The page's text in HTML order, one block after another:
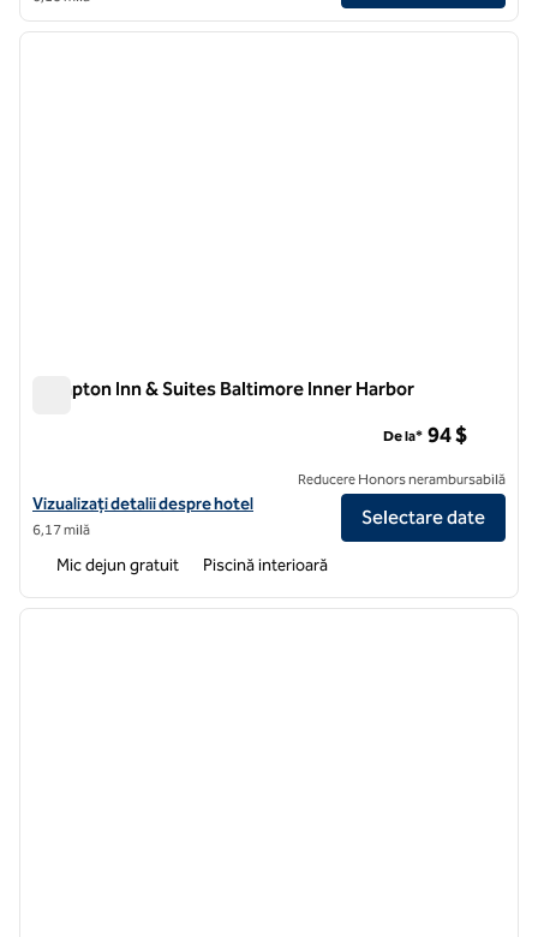
1/12
1 din 12
Hampton Inn & Suites Baltimore Inner Harbor
Vizualizați detaliile hotelului Hampton Inn & Suites Baltimore Inner
Vizualizați detalii despre hotel
6,17 milă
De la* 94 $
Reducere Honors nerambursabilă
Selectare date
Mic dejun gratuit Piscină interioară
1 din 13